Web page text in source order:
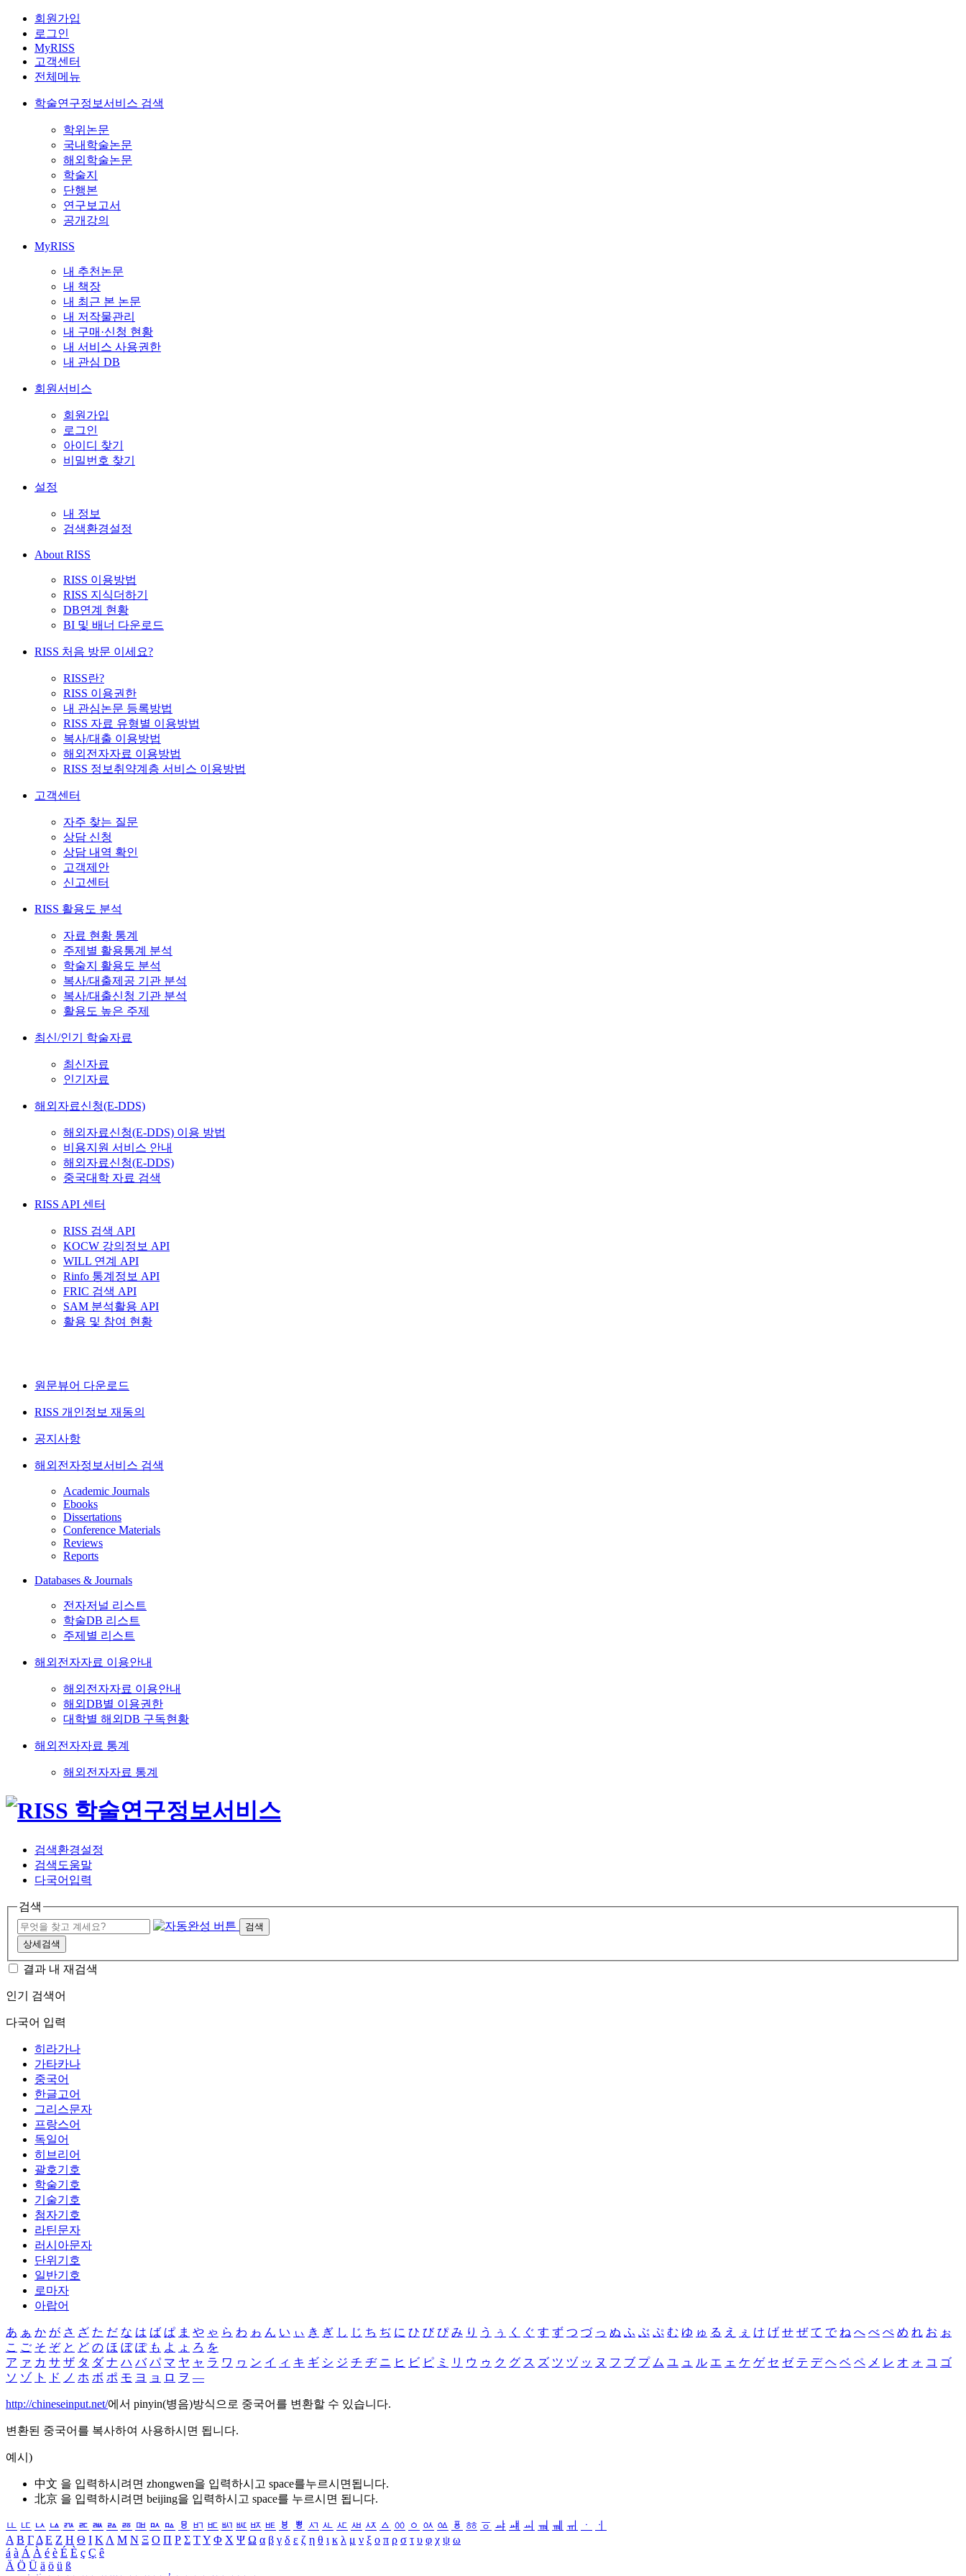
회원가입
로그인
MyRISS
고객센터
전체메뉴
학술연구정보서비스 검색
학위논문
국내학술논문
해외학술논문
학술지
단행본
연구보고서
공개강의
MyRISS
내 추천논문
내 책장
내 최근 본 논문
내 저작물관리
내 구매·신청 현황
내 서비스 사용권한
내 관심 DB
회원서비스
회원가입
로그인
아이디 찾기
비밀번호 찾기
설정
내 정보
검색환경설정
About RISS
RISS 이용방법
RISS 지식더하기
DB연계 현황
BI 및 배너 다운로드
RISS 처음 방문 이세요?
RISS란?
RISS 이용권한
내 관심논문 등록방법
RISS 자료 유형별 이용방법
복사/대출 이용방법
해외전자자료 이용방법
RISS 정보취약계층 서비스 이용방법
고객센터
자주 찾는 질문
상담 신청
상담 내역 확인
고객제안
신고센터
RISS 활용도 분석
자료 현황 통계
주제별 활용통계 분석
학술지 활용도 분석
복사/대출제공 기관 분석
복사/대출신청 기관 분석
활용도 높은 주제
최신/인기 학술자료
최신자료
인기자료
해외자료신청(E-DDS)
해외자료신청(E-DDS) 이용 방법
비용지원 서비스 안내
해외자료신청(E-DDS)
중국대학 자료 검색
RISS API 센터
RISS 검색 API
KOCW 강의정보 API
WILL 연계 API
Rinfo 통계정보 API
FRIC 검색 API
SAM 분석활용 API
활용 및 참여 현황
원문뷰어 다운로드
RISS 개인정보 재동의
공지사항
해외전자정보서비스 검색
Academic Journals
Ebooks
Dissertations
Conference Materials
Reviews
Reports
Databases & Journals
전자저널 리스트
학술DB 리스트
주제별 리스트
해외전자자료 이용안내
해외전자자료 이용안내
해외DB별 이용권한
대학별 해외DB 구독현황
해외전자자료 통계
해외전자자료 통계
검색환경설정
검색도움말
다국어입력
검색
검색
상세검색
결과 내 재검색
인기 검색어
다국어 입력
히라가나
가타카나
중국어
한글고어
그리스문자
프랑스어
독일어
히브리어
괄호기호
학술기호
기술기호
첨자기호
라틴문자
러시아문자
단위기호
일반기호
로마자
아랍어
あ ぁ か が さ ざ た だ な は ば ぱ ま や ゃ ら わ ゎ ん い ぃ き ぎ し じ ち ぢ に ひ び ぴ み り う ぅ く ぐ す ず つ づ っ ぬ ふ ぶ ぷ む ゆ ゅ る え ぇ け げ せ ぜ て で ね へ べ ぺ め れ お ぉ
こ ご そ ぞ と ど の ほ ぼ ぽ も よ ょ ろ を
ア ァ カ サ ザ タ ダ ナ ハ バ パ マ ヤ ャ ラ ワ ヮ ン イ ィ キ ギ シ ジ チ ヂ ニ ヒ ビ ピ ミ リ ウ ゥ ク グ ス ズ ツ ヅ ッ ヌ フ ブ プ ム ユ ュ ル エ ェ ケ ゲ セ ゼ テ デ ヘ ベ ペ メ レ オ ォ コ ゴ
ソ ゾ ト ド ノ ホ ボ ポ モ ヨ ョ ロ ヲ ―
http://chineseinput.net/에서 pinyin(병음)방식으로 중국어를 변환할 수 있습니다.
변환된 중국어를 복사하여 사용하시면 됩니다.
예시)
中文 을 입력하시려면 zhongwen을 입력하시고 space를누르시면됩니다.
北京 을 입력하시려면 beijing을 입력하시고 space를 누르시면 됩니다.
ㅥ ㅦ ㅧ ㅨ ㅩ ㅪ ㅫ ㅬ ㅭ ㅮ ㅯ ㅰ ㅱ ㅲ ㅳ ㅴ ㅵ ㅶ ㅷ ㅸ ㅹ ㅺ ㅻ ㅼ ㅽ ㅾ ㅿ ㆀ ㆁ ㆂ ㆃ ㆄ ㆅ ㆆ ㆇ ㆈ ㆉ ㆊ ㆋ ㆌ ㆍ
ㆎ
Α Β ΓΔ Ε Ζ Η Θ Ι ΚΛ Μ Ν Ξ Ο Π Ρ Σ ΤΥ Φ Χ Ψ Ω α β γ δ ε ζ η θ ι κ λ μ ν ξ ο π ρ σ τ υ φ χ ψ ω
á à Á À é è É È ç Ç ê
Ä Ö Ü ä ö ü ß